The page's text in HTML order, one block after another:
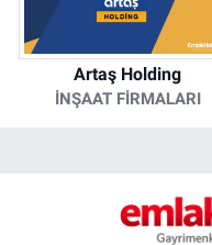
Artaş Holding
İNŞAAT FIRMALARI